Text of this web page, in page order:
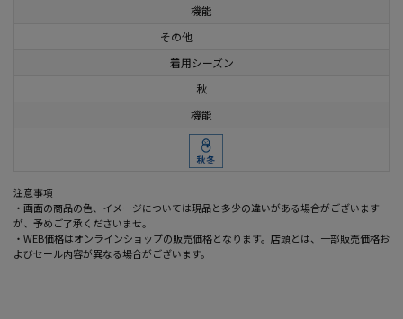
機能
その他
着用シーズン
秋
機能
注意事項
・画面の商品の色、イメージについては現品と多少の違いがある場合がございます
が、予めご了承くださいませ。
・WEB価格はオンラインショップの販売価格となります。店頭とは、一部販売価格お
よびセール内容が異なる場合がございます。